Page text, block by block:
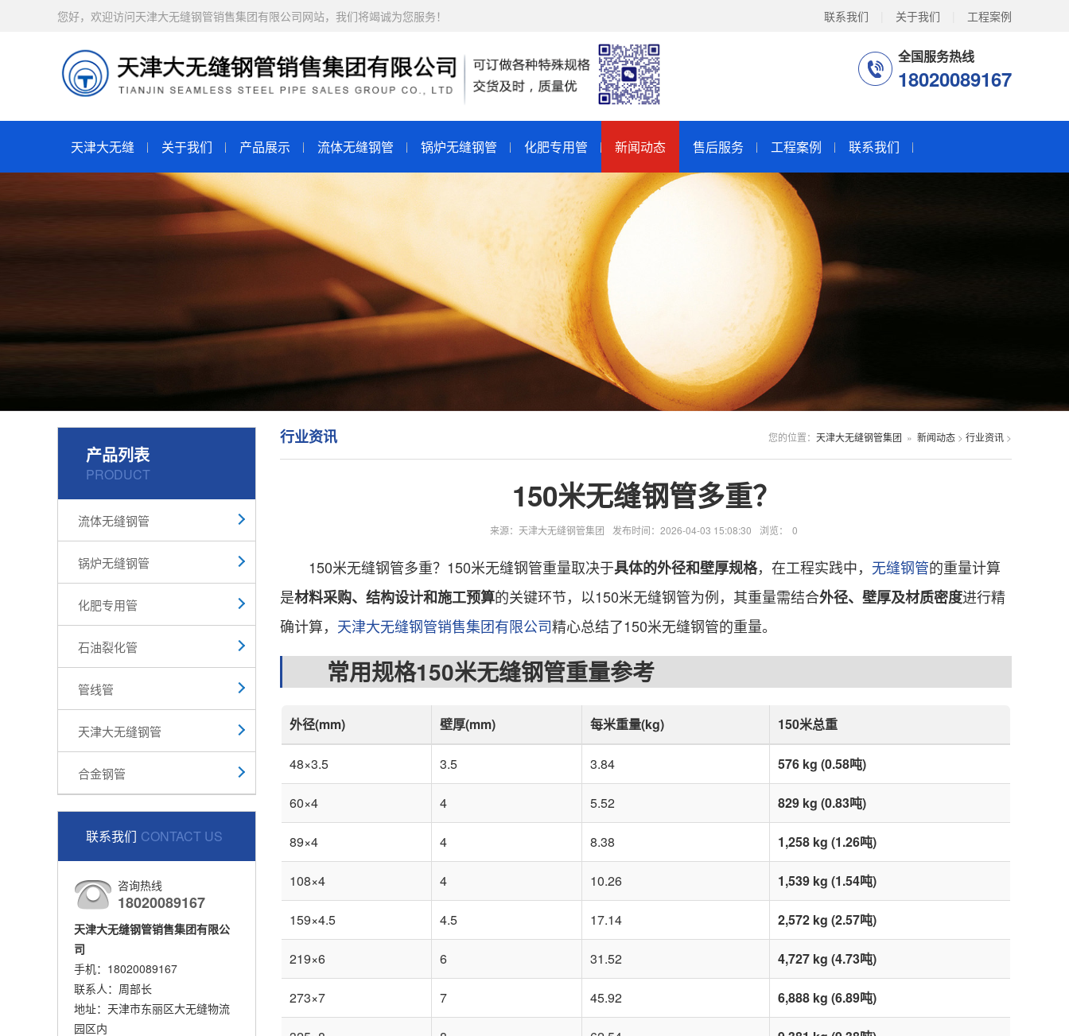
联系我们 关于我们 工程案例
您好，欢迎访问天津大无缝钢管销售集团有限公司网站，我们将竭诚为您服务！
全国服务热线
18020089167
天津大无缝 关于我们 产品展示 流体无缝钢管 锅炉无缝钢管 化肥专用管 新闻动态 售后服务 工程案例 联系我们
产品列表
PRODUCT
流体无缝钢管
锅炉无缝钢管
化肥专用管
石油裂化管
管线管
天津大无缝钢管
合金钢管
联系我们 CONTACT US
咨询热线
18020089167
天津大无缝钢管销售集团有限公
司
手机：18020089167
联系人：周部长
地址：天津市东丽区大无缝物流
园区内
您的位置： 天津大无缝钢管集团 » 新闻动态 > 行业资讯 >
行业资讯
150米无缝钢管多重？
来源：天津大无缝钢管集团 发布时间：2026-04-03 15:08:30 浏览： 0
150米无缝钢管多重？150米无缝钢管重量取决于具体的外径和壁厚规格，在工程实践中， 无缝钢管的重量计算
是材料采购、结构设计和施工预算的关键环节，以150米无缝钢管为例，其重量需结合外径、壁厚及材质密度进行精
确计算， 天津大无缝钢管销售集团有限公司精心总结了150米无缝钢管的重量。
常用规格150米无缝钢管重量参考
外径(mm) 壁厚(mm) 每米重量(kg) 150米总重
48×3.5 3.5 3.84 576 kg (0.58吨)
60×4 4 5.52 829 kg (0.83吨)
89×4 4 8.38 1,258 kg (1.26吨)
108×4 4 10.26 1,539 kg (1.54吨)
159×4.5 4.5 17.14 2,572 kg (2.57吨)
219×6 6 31.52 4,727 kg (4.73吨)
273×7 7 45.92 6,888 kg (6.89吨)